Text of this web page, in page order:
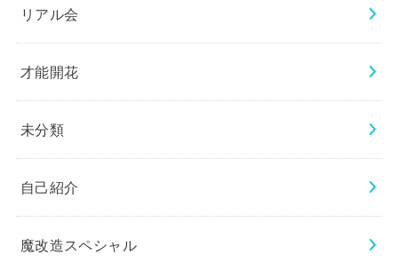
リアル会
才能開花
未分類
自己紹介
魔改造スペシャル